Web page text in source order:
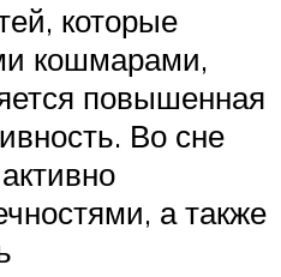
которые
кошмарами,
повышенная
Во сне
а также